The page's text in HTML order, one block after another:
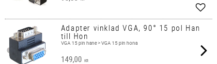
Add
Adapter vinklad VGA, 90° 15 pol Han
till Hon
VGA 15 pin hane > VGA 15 pin hona
149,00 KR